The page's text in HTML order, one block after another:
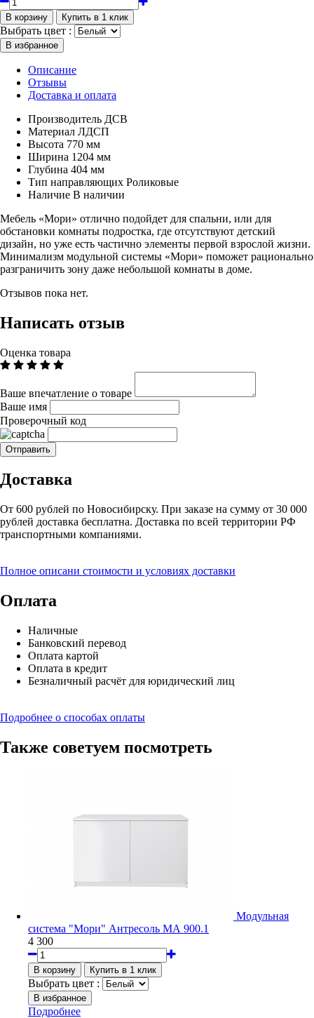
Выбрать цвет :
Описание
Отзывы
Доставка и оплата
Производитель ДСВ
Материал ЛДСП
Высота 770 мм
Ширина 1204 мм
Глубина 404 мм
Тип направляющих Роликовые
Наличие В наличии
Мебель «Мори» отлично подойдет для спальни, или для
обстановки комнаты подростка, где отсутствуют детский
дизайн, но уже есть частично элементы первой взрослой жизни.
Минимализм модульной системы «Мори» поможет рационально
разграничить зону даже небольшой комнаты в доме.
Отзывов пока нет.
Написать отзыв
Оценка товара
Ваше впечатление о товаре
Ваше имя
Проверочный код
Доставка
От 600 рублей по Новосибирску. При заказе на сумму от 30 000
рублей доставка бесплатна. Доставка по всей территории РФ
транспортными компаниями.
Полное описани стоимости и условиях доставки
Оплата
Наличные
Банковский перевод
Оплата картой
Оплата в кредит
Безналичный расчёт для юридический лиц
Подробнее о способах оплаты
Также советуем посмотреть
Модульная
система "Мори" Антресоль МА 900.1
4 300
Выбрать цвет :
Подробнее